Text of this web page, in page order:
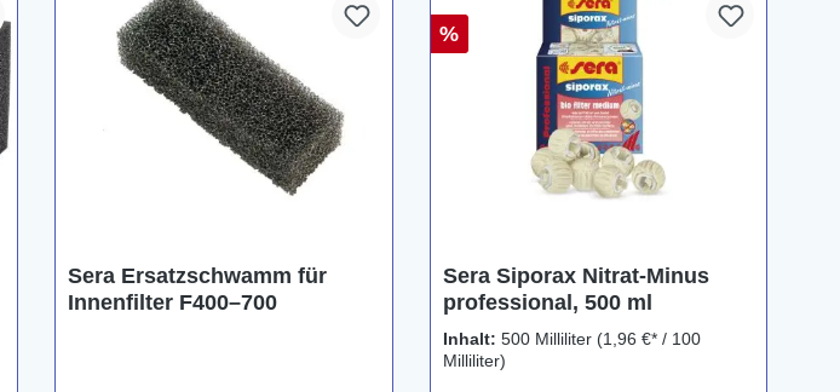
Sera Ersatzschwamm für
Innenfilter F400–700
%
Sera Siporax Nitrat-Minus
professional, 500 ml
Inhalt: 500 Milliliter (1,96 €* / 100
Milliliter)